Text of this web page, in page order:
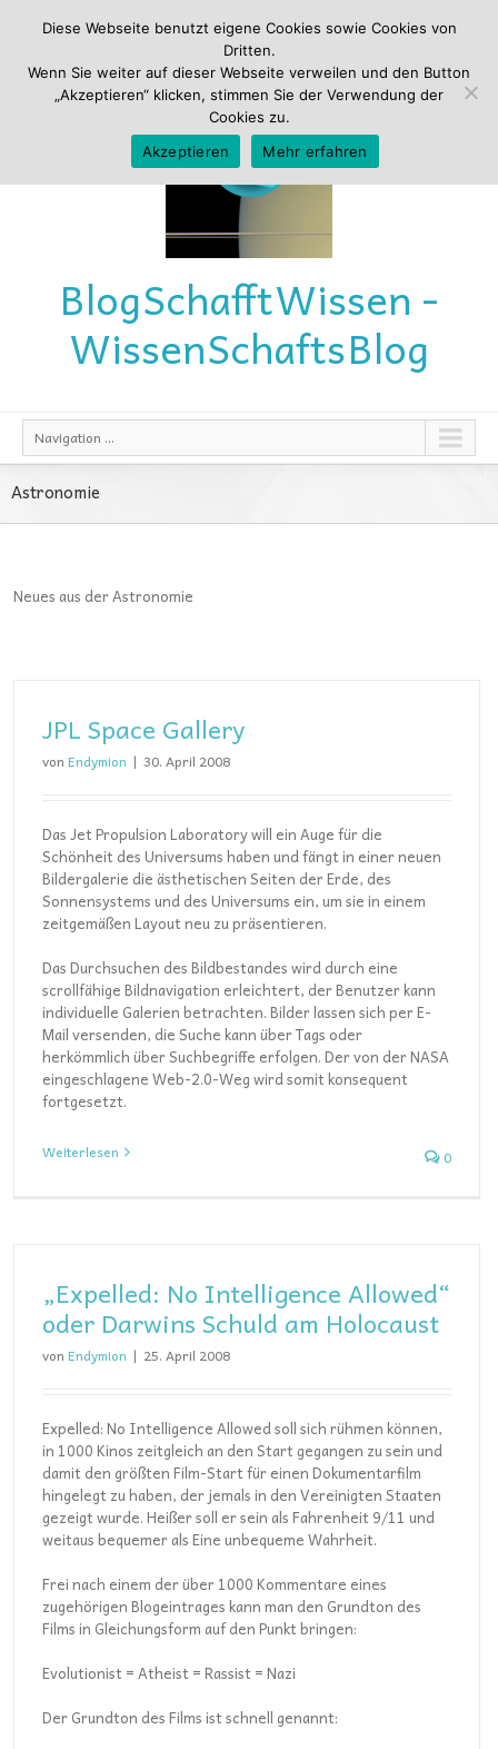
BlogSchafftWissen -
WissenSchaftsBlog
Navigation ...
Astronomie
Neues aus der Astronomie
JPL Space Gallery
von Endymion | 30. April 2008
Das Jet Propulsion Laboratory will ein Auge für die
Schönheit des Universums haben und fängt in einer neuen
Bildergalerie die ästhetischen Seiten der Erde, des
Sonnensystems und des Universums ein, um sie in einem
zeitgemäßen Layout neu zu präsentieren.
Das Durchsuchen des Bildbestandes wird durch eine
scrollfähige Bildnavigation erleichtert, der Benutzer kann
individuelle Galerien betrachten. Bilder lassen sich per E-
Mail versenden, die Suche kann über Tags oder
herkömmlich über Suchbegriffe erfolgen. Der von der NASA
eingeschlagene Web-2.0-Weg wird somit konsequent
fortgesetzt.
Weiterlesen 0
„Expelled: No Intelligence Allowed“
oder Darwins Schuld am Holocaust
von Endymion | 25. April 2008
Expelled: No Intelligence Allowed soll sich rühmen können,
in 1000 Kinos zeitgleich an den Start gegangen zu sein und
damit den größten Film-Start für einen Dokumentarfilm
hingelegt zu haben, der jemals in den Vereinigten Staaten
gezeigt wurde. Heißer soll er sein als Fahrenheit 9/11 und
weitaus bequemer als Eine unbequeme Wahrheit.
Frei nach einem der über 1000 Kommentare eines
zugehörigen Blogeintrages kann man den Grundton des
Films in Gleichungsform auf den Punkt bringen:
Evolutionist = Atheist = Rassist = Nazi
Der Grundton des Films ist schnell genannt:
Diese Webseite benutzt eigene Cookies sowie Cookies von
Dritten.
Wenn Sie weiter auf dieser Webseite verweilen und den Button
„Akzeptieren“ klicken, stimmen Sie der Verwendung der
Cookies zu.
Akzeptieren
Mehr erfahren